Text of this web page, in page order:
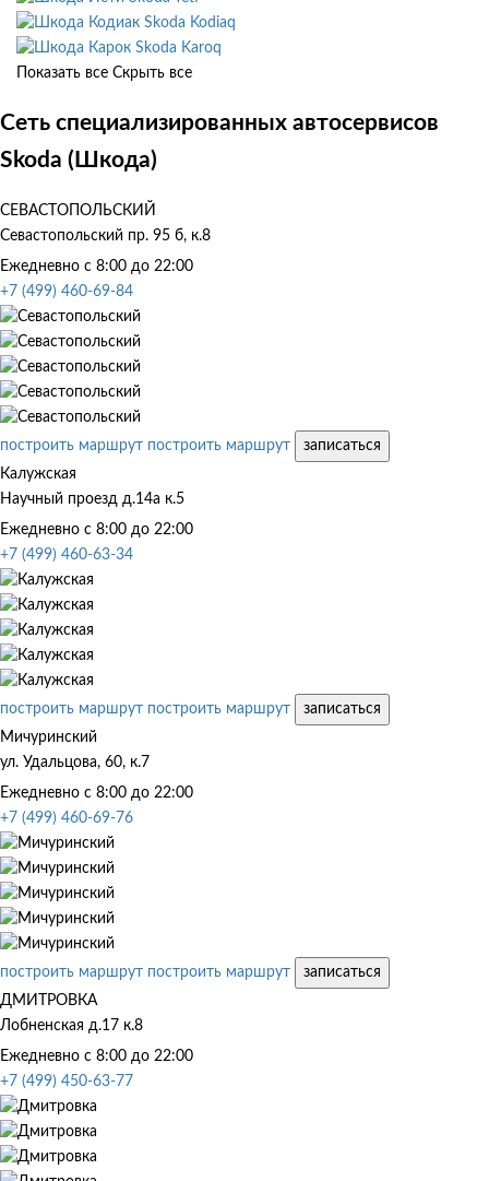
Skoda Kodiaq
Skoda Karoq
Показать все Скрыть все
Сеть специализированных автосервисов
Skoda (Шкода)
СЕВАСТОПОЛЬСКИЙ
Севастопольский пр. 95 б, к.8
Ежедневно с 8:00 до 22:00
+7 (499) 460-69-84
построить маршрут построить маршрут
записаться
Калужская
Научный проезд д.14а к.5
Ежедневно с 8:00 до 22:00
+7 (499) 460-63-34
построить маршрут построить маршрут
записаться
Мичуринский
ул. Удальцова, 60, к.7
Ежедневно с 8:00 до 22:00
+7 (499) 460-69-76
построить маршрут построить маршрут
записаться
ДМИТРОВКА
Лобненская д.17 к.8
Ежедневно с 8:00 до 22:00
+7 (499) 450-63-77